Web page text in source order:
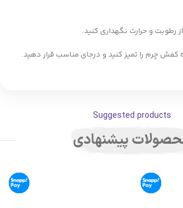
رطوبت و حرارت نگهداری کنید.
کفش چرم را تمیز کنید و درجای مناسب قرار دهید.
Suggested products
پیشنهادی